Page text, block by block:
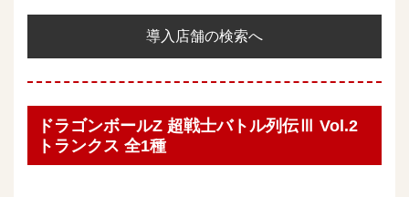
導入店舗の検索へ
ドラゴンボールZ 超戦士バトル列伝Ⅲ Vol.2
トランクス 全1種